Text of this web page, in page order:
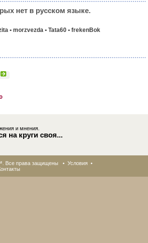
нет в русском языке.
• morzvezda • Tata60 • frekenBok
и мнения.
на круги своя...
Все права защищены • Условия •